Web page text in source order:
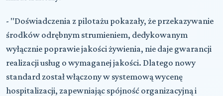
- "Doświadczenia z pilotażu pokazały, że przekazywanie
środków odrębnym strumieniem, dedykowanym
wyłącznie poprawie jakości żywienia, nie daje gwarancji
realizacji usług o wymaganej jakości. Dlatego nowy
standard został włączony w systemową wycenę
hospitalizacji, zapewniając spójność organizacyjną i